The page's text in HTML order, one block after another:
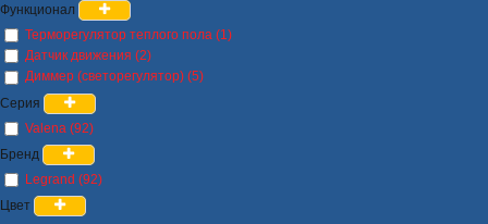
Функционал
Терморегулятор теплого пола (1)
Датчик движения (2)
Диммер (светорегулятор) (5)
Серия
Valena (92)
Бренд
Legrand (92)
Цвет